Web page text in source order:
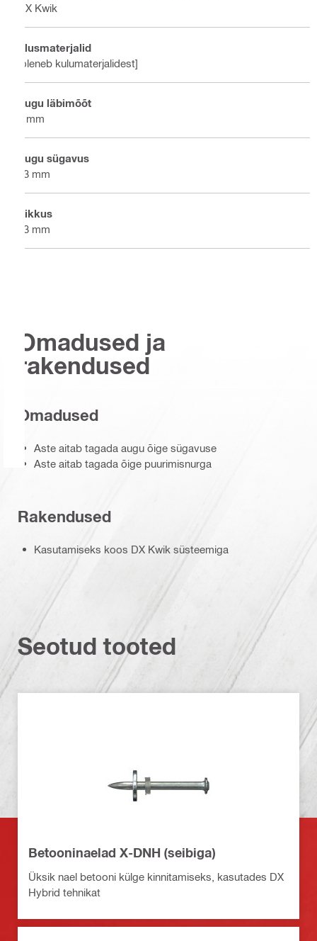
DX Kwik
Alusmaterjalid
[oleneb kulumaterjalidest]
Augu läbimõõt
5 mm
Augu sügavus
23 mm
Pikkus
23 mm
Omadused ja
rakendused
Omadused
Aste aitab tagada augu õige sügavuse
Aste aitab tagada õige puurimisnurga
Rakendused
Kasutamiseks koos DX Kwik süsteemiga
Seotud tooted
Betooninaelad X-DNH (seibiga)
Üksik nael betooni külge kinnitamiseks, kasutades DX
Hybrid tehnikat